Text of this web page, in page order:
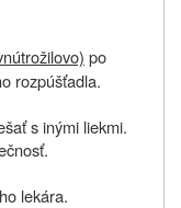
po
rozpúšťadla.
s inými liekmi.
lekára.